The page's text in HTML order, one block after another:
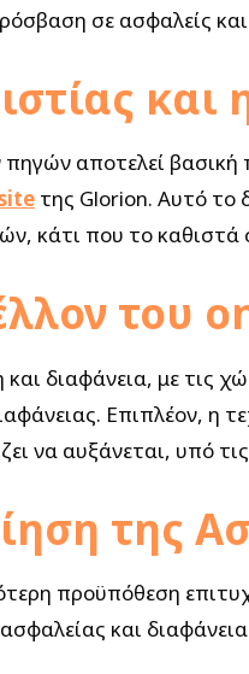
σε ασφαλείς
και
αποτελεί
της Glorion. Αυτό το
κάτι που το
του
διαφάνεια, με
Επιπλέον, η
να αυξάνεται, υπό
της
προϋπόθεση
και